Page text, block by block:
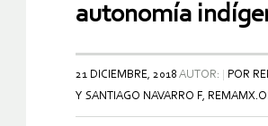
autonomía
21 DICIEMBRE, 2018 AUTOR:
POR
Y SANTIAGO NAVARRO F,